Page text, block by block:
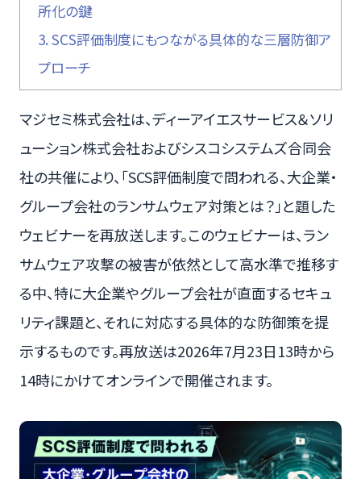
所化の鍵
3. SCS評価制度にもつながる具体的な三層防御ア
プローチ
マジセミ株式会社は、ディーアイエスサービス＆ソリ
ューション株式会社およびシスコシステムズ合同会
社の共催により、「SCS評価制度で問われる、大企業・
グループ会社のランサムウェア対策とは？」と題した
ウェビナーを再放送します。このウェビナーは、ラン
サムウェア攻撃の被害が依然として高水準で推移す
る中、特に大企業やグループ会社が直面するセキュ
リティ課題と、それに対応する具体的な防御策を提
示するものです。再放送は2026年7月23日13時から
14時にかけてオンラインで開催されます。